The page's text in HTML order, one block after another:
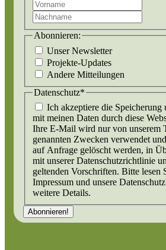
Abonnieren:
Unser Newsletter
Projekte-Updates
Andere Mitteilungen
Datenschutz*
Ich akzeptiere die Speicherung
mit meinen Daten durch diese
Ihre E-Mail wird nur von unserem
genannten Zwecken verwendet
auf Anfrage gelöscht werden, in
mit unserer Datenschutzrichtlinie
geltenden Vorschriften. Bitte lesen
Impressum und unsere
weitere Details.